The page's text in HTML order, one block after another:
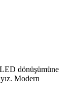
dönüşümüne
Modern